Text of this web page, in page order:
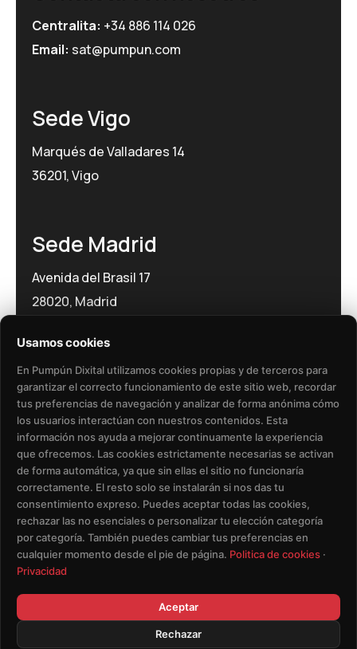
Centralita: +34 886 114 026
Email: sat@pumpun.com
Sede Vigo
Marqués de Valladares 14
36201, Vigo
Sede Madrid
Avenida del Brasil 17
28020, Madrid
Política de Privacidad​ Aviso Legal​
Política de Cookies
Eliminación de Datos de Usuario
Condiciones del Servicio
© Copyright - Pumpun Dixital S.L.
Usamos cookies
En Pumpún Dixital utilizamos cookies propias y de terceros para
garantizar el correcto funcionamiento de este sitio web, recordar
tus preferencias de navegación y analizar de forma anónima cómo
los usuarios interactúan con nuestros contenidos. Esta
información nos ayuda a mejorar continuamente la experiencia
que ofrecemos. Las cookies estrictamente necesarias se activan
de forma automática, ya que sin ellas el sitio no funcionaría
correctamente. El resto solo se instalarán si nos das tu
consentimiento expreso. Puedes aceptar todas las cookies,
rechazar las no esenciales o personalizar tu elección categoría
por categoría. También puedes cambiar tus preferencias en
cualquier momento desde el pie de página. Politica de cookies ·
Privacidad
Aceptar
Rechazar